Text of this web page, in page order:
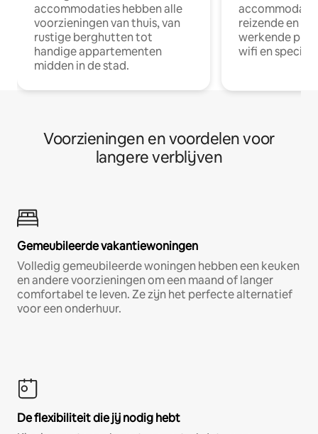
accommodaties hebben alle
voorzieningen van thuis, van
rustige berghutten tot
handige appartementen
midden in de stad.
reizende en
werkende
wifi en
Voorzieningen en voordelen voor
langere verblijven
Gemeubileerde vakantiewoningen
Volledig gemeubileerde woningen hebben een keuken
en andere voorzieningen om een maand of langer
comfortabel te leven. Ze zijn het perfecte alternatief
voor een onderhuur.
De flexibiliteit die jij nodig hebt